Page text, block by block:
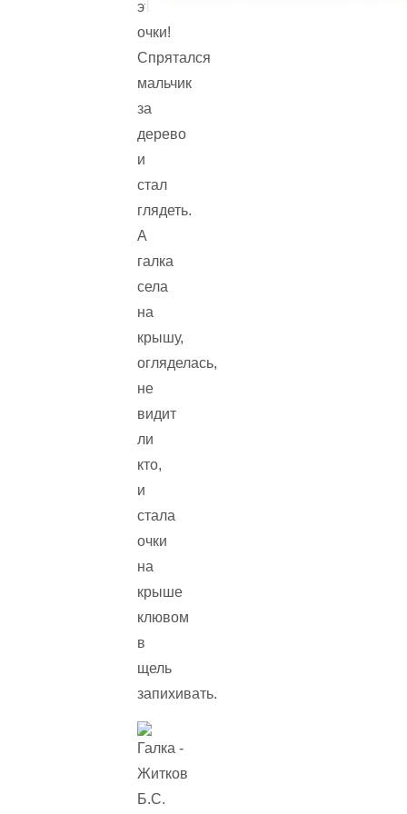
это
очки!
Спрятался
мальчик
за
дерево
и
стал
глядеть.
А
галка
села
на
крышу,
огляделась,
не
видит
ли
кто,
и
стала
очки
на
крыше
клювом
в
щель
запихивать.